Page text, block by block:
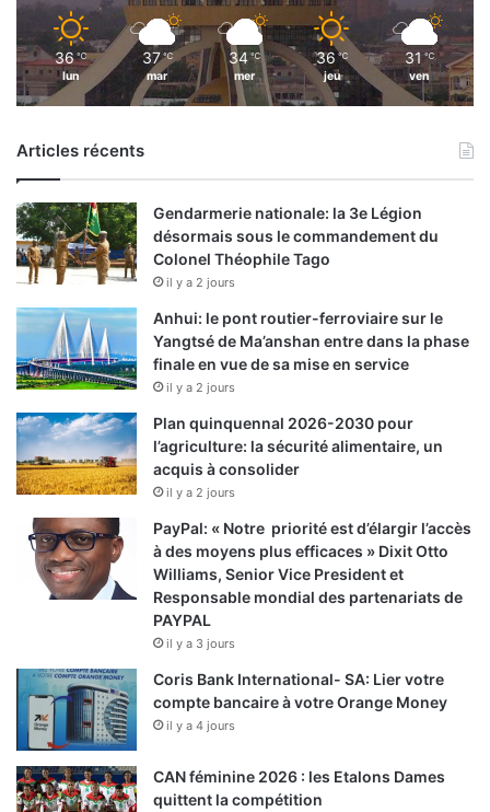
36 ℃
lun
37 ℃
mar
34 ℃
mer
36 ℃
jeu
31 ℃
ven
Articles récents
Gendarmerie nationale: la 3e Légion
désormais sous le commandement du
Colonel Théophile Tago
il y a 2 jours
Anhui: le pont routier-ferroviaire sur le
Yangtsé de Ma’anshan entre dans la phase
finale en vue de sa mise en service
il y a 2 jours
Plan quinquennal 2026-2030 pour
l’agriculture: la sécurité alimentaire, un
acquis à consolider
il y a 2 jours
PayPal: « Notre priorité est d’élargir l’accès
à des moyens plus efficaces » Dixit Otto
Williams, Senior Vice President et
Responsable mondial des partenariats de
PAYPAL
il y a 3 jours
Coris Bank International- SA: Lier votre
compte bancaire à votre Orange Money
il y a 4 jours
CAN féminine 2026 : les Etalons Dames
quittent la compétition